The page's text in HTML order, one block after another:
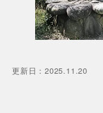
更新日 ：2025.11.20